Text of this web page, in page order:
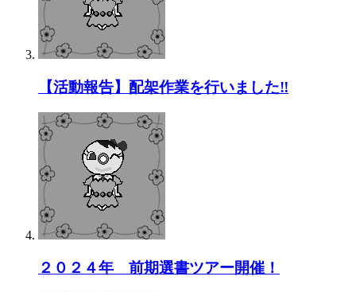
【活動報告】配架作業を行いました‼
２０２４年 前期選書ツアー開催！